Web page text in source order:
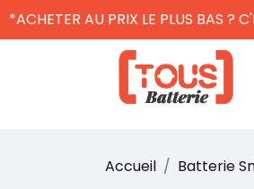
*ACHETER AU PRIX LE PLUS BAS ?
Accueil Batterie